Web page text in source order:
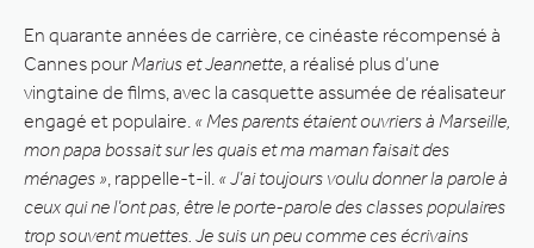
En quarante années de carrière, ce cinéaste récompensé à
Cannes pour Marius et Jeannette , a réalisé plus d’une
vingtaine de films, avec la casquette assumée de réalisateur
engagé et populaire. « Mes parents étaient ouvriers à Marseille,
mon papa bossait sur les quais et ma maman faisait des
ménages » , rappelle-t-il. « J’ai toujours voulu donner la parole à
ceux qui ne l’ont pas, être le porte-parole des classes populaires
trop souvent muettes. Je suis un peu comme ces écrivains